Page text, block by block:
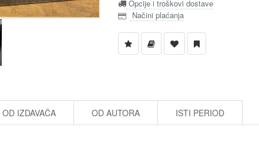
Opcije i troškovi dostave
Načini plaćanja
OD IZDAVAČA OD AUTORA ISTI PERIOD